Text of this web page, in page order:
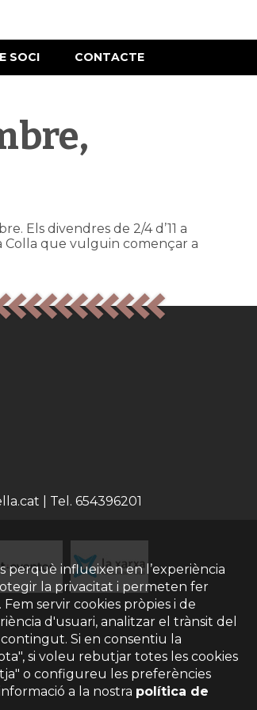
SOCI CONTACTE
Els divendres de 2/4 d’11 a
Colla que vulguin començar a
perquè influeixen en l’experiència
la privacitat i permeten fer
servir cookies pròpies i de
d'usuari, analitzar el trànsit del
Si en consentiu la
si voleu rebutjar totes les cookies
o configureu les preferències
a la nostra política de
| Tel. 654396201